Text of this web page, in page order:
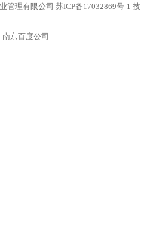
管理有限公司 苏ICP备17032869号-1 技
南京百度公司